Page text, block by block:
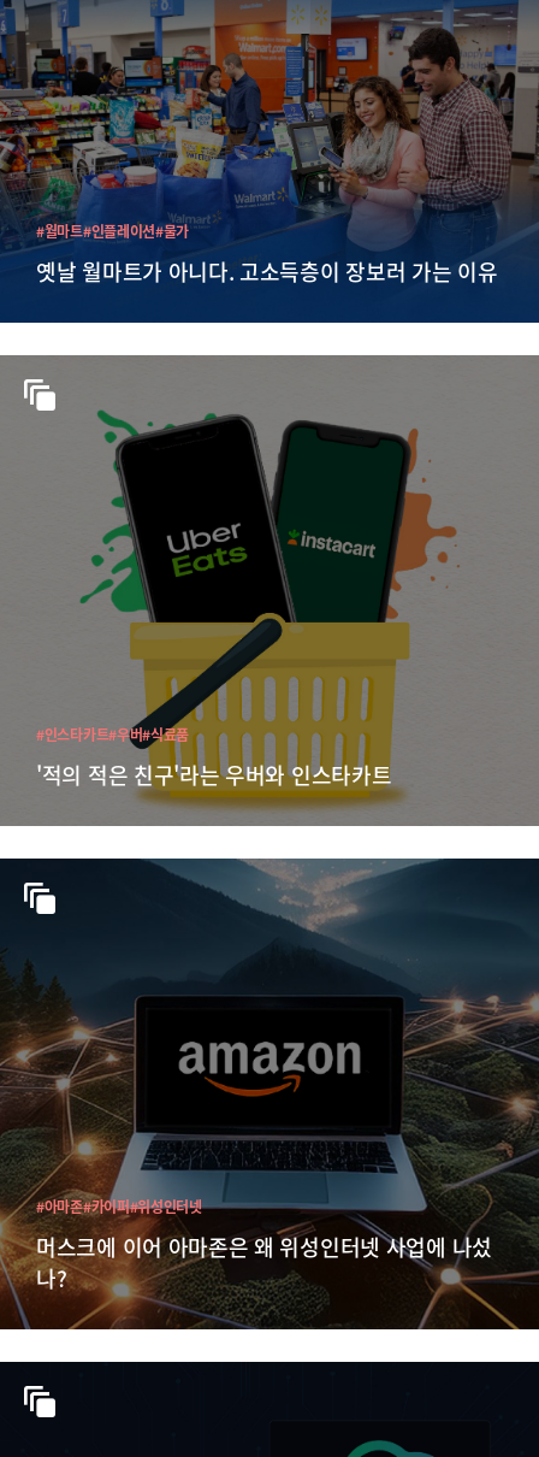
옛날 월마트가 아니다. 고소득층이 장보러 가는 이유
#월마트#인플레이션#물가
'적의 적은 친구'라는 우버와 인스타카트
#인스타카트#우버#식료품
머스크에 이어 아마존은 왜 위성인터넷 사업에 나섰
나?
#아마존#카이퍼#위성인터넷